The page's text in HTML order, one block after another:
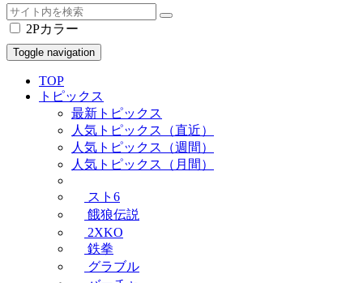
2Pカラー
Toggle navigation
TOP
トピックス
最新トピックス
人気トピックス（直近）
人気トピックス（週間）
人気トピックス（月間）
スト6
餓狼伝説
2XKO
鉄拳
グラブル